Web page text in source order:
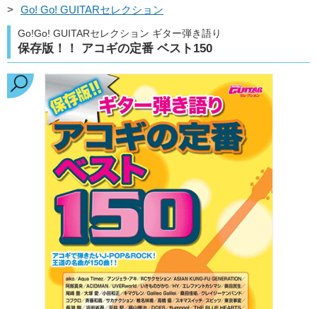
>
Go! Go! GUITARセレクション
Go!Go! GUITARセレクション ギター弾き語り
保存版！！ アコギの定番 ベスト150